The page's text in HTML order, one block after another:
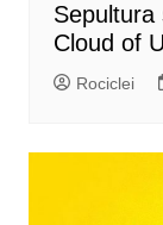
Sepultura
Cloud of
Rociclei